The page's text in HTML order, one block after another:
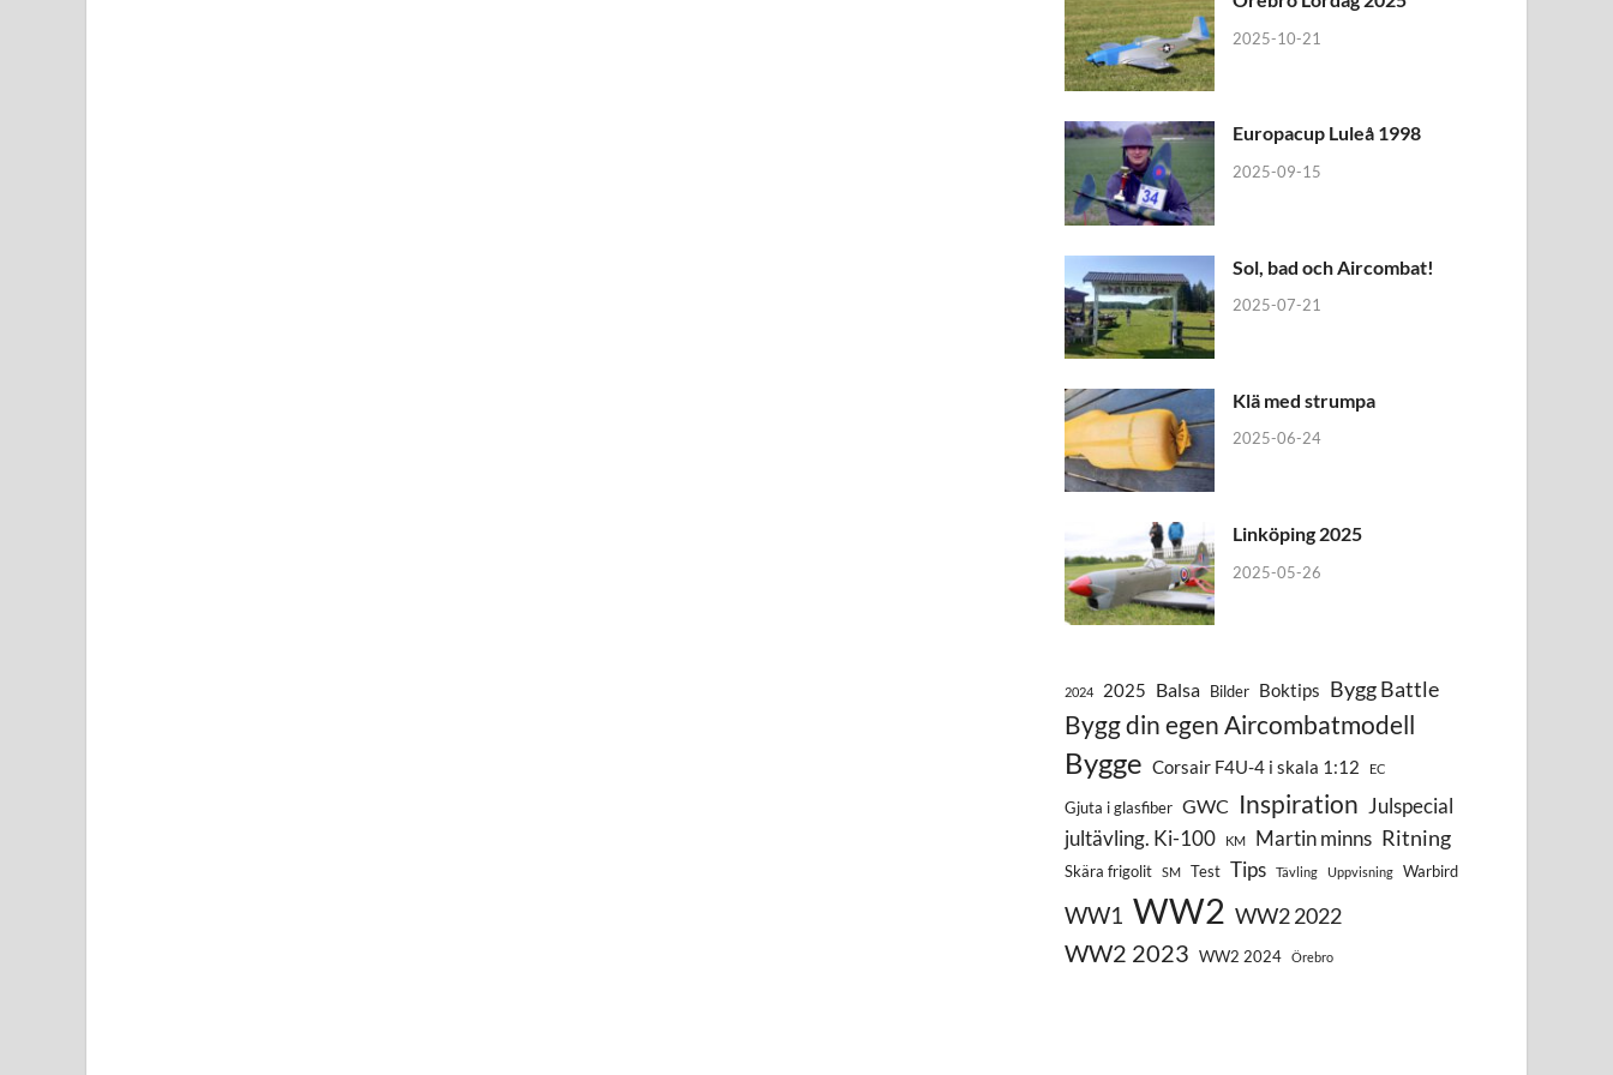
2025-10-21
Europacup Luleå 1998
2025-09-15
Sol, bad och Aircombat!
2025-07-21
Klä med strumpa
2025-06-24
Linköping 2025
2025-05-26
2024 2025 Balsa Bilder Boktips Bygg Battle
Bygg din egen Aircombatmodell
Bygge Corsair F4U-4 i skala 1:12 EC
Gjuta i glasfiber GWC Inspiration Julspecial
jultävling. Ki-100
KM Martin minns Ritning
Skära frigolit SM Test Tips Tävling Uppvisning Warbird
WW1 WW2 WW2 2022
WW2 2023 WW2 2024 Örebro